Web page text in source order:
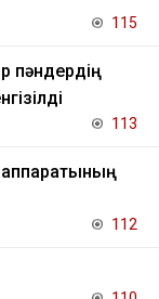
115
пәндердің
113
аппаратының
112